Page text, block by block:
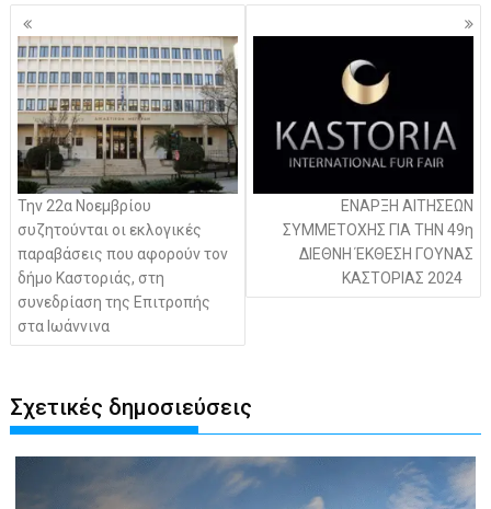
Πλοήγηση
άρθρων
Την 22α Νοεμβρίου
συζητούνται οι εκλογικές
παραβάσεις που αφορούν τον
δήμο Καστοριάς, στη
συνεδρίαση της Επιτροπής
στα Ιωάννινα
ΕΝΑΡΞΗ ΑΙΤΗΣΕΩΝ
ΣΥΜΜΕΤΟΧΗΣ ΓΙΑ ΤΗΝ 49η
ΔΙΕΘΝΗ ΈΚΘΕΣΗ ΓΟΥΝΑΣ
ΚΑΣΤΟΡΙΑΣ 2024
Σχετικές δημοσιεύσεις